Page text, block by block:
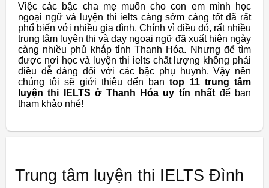
Việc các bậc cha mẹ muốn cho con em mình học
ngoại ngữ và luyện thi ielts càng sớm càng tốt đã rất
phổ biến với nhiều gia đình. Chính vì điều đó, rất nhiều
trung tâm luyện thi và dạy ngoại ngữ đã xuất hiện ngày
càng nhiều phủ khắp tỉnh Thanh Hóa. Nhưng để tìm
được nơi học và luyện thi ielts chất lượng không phải
điều dễ dàng đối với các bậc phụ huynh. Vậy nên
chúng tôi sẽ giới thiệu đến bạn top 11 trung tâm
luyện thi IELTS ở Thanh Hóa uy tín nhất để bạn
tham khảo nhé!
Trung tâm luyện thi IELTS Đình